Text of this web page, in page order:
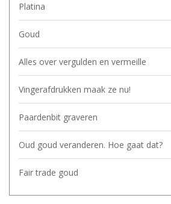
Platina
Goud
Alles over vergulden en vermeille
Vingerafdrukken maak ze nu!
Paardenbit graveren
Oud goud veranderen. Hoe gaat dat?
Fair trade goud